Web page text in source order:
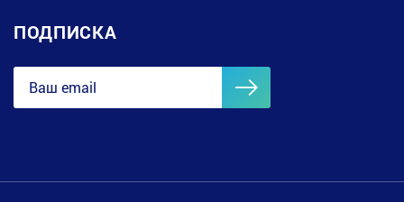
ПОДПИСКА